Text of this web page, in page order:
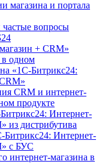
магазина и портала
частые вопросы
+ CRM»
в одном
«1С-Битрикс24:
CRM и интернет-
продукте
Интернет-
из дистрибутива
Битрикс24: Интернет-
с БУС
интернет-магазина в